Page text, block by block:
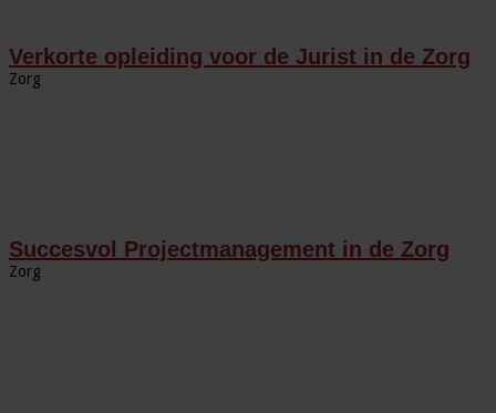
Verkorte opleiding voor de Jurist in de Zorg
Zorg
Succesvol Projectmanagement in de Zorg
Zorg